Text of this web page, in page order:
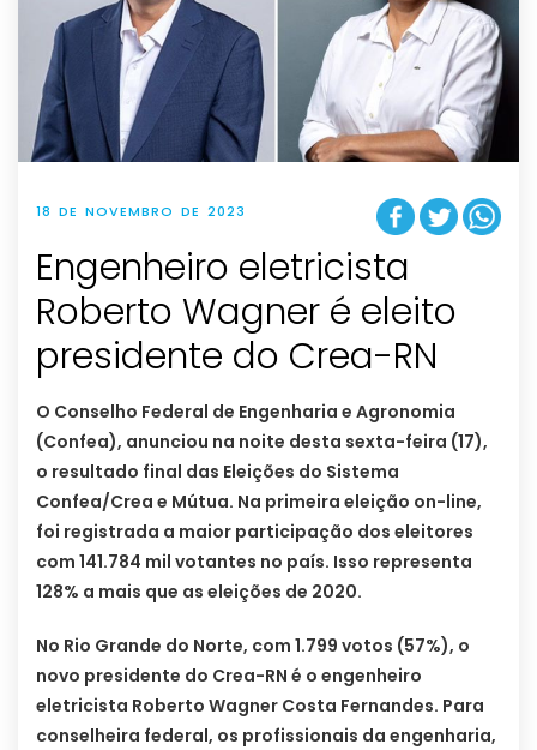
18 DE NOVEMBRO DE 2023
Engenheiro eletricista
Roberto Wagner é eleito
presidente do Crea-RN
O Conselho Federal de Engenharia e Agronomia
(Confea), anunciou na noite desta sexta-feira (17),
o resultado final das Eleições do Sistema
Confea/Crea e Mútua. Na primeira eleição on-line,
foi registrada a maior participação dos eleitores
com 141.784 mil votantes no país. Isso representa
128% a mais que as eleições de 2020.
No Rio Grande do Norte, com 1.799 votos (57%), o
novo presidente do Crea-RN é o engenheiro
eletricista Roberto Wagner Costa Fernandes. Para
conselheira federal, os profissionais da engenharia,